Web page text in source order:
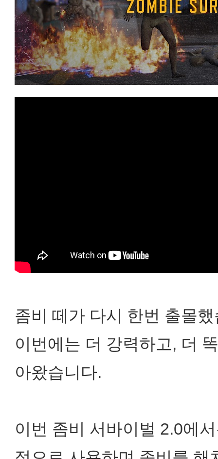
좀비 떼가 다시 한번 출몰
이번에는 더 강력하고, 더
아왔습니다.
이번 좀비 서바이벌 2.0에